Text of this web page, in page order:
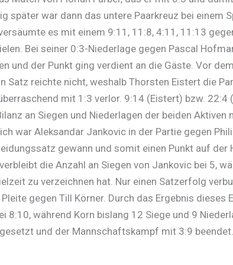
später war dann das untere Paarkreuz bei einem
es mit einem 9:11, 11:8, 4:11, 11:13
Bei seiner 0:3-Niederlage gegen Pascal
und der Punkt ging verdient an die Gäste. Vor
Satz reichte nicht, weshalb Thorsten Eistert die
mit 1:3 verlor. 9:14 (Eistert) bzw. 22:4
an Siegen und Niederlagen der beiden Aktiven
war Aleksandar Jankovic in der Partie gegen
gewann und somit einen Punkt auf der
die Anzahl an Siegen von Jankovic bei 5,
zu verzeichnen hat. Nur einen Satzerfolg
gegen Till Körner. Durch das Ergebnis dieses
8:10, während Korn bislang 12 Siege und 9
und der Mannschaftskampf mit 3:9 beendet.